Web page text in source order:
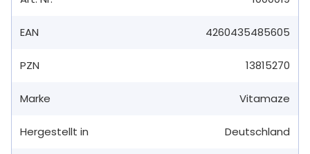
EAN 4260435485605
PZN 13815270
Marke Vitamaze
Hergestellt in Deutschland